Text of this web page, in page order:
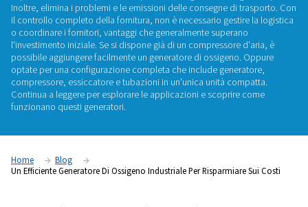
Che si tratti di terapia iperbarica, biogas, acquacoltura o
ozono, un generatore di ossigeno in loco è spesso una
conveniente. Con il generatore PPOG HE di Pneumatech è
risparmiare il 50-90% per unità rispetto all'ossigeno in
Inoltre, elimina i problemi e le emissioni delle consegne di
il controllo completo della fornitura, non è necessario
l'investimento iniziale. Se si dispone già di un compressore
possibile aggiungere facilmente un generatore di ossigeno.
optate per una configurazione completa che include